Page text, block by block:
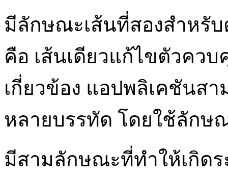
มีลักษณะเส้นที่สองสำหรั
คือ เส้นเดียวแก้ไขตัวคว
เกี่ยวข้อง แอปพลิเคชันส
หลายบรรทัด โดยใช้ลักษ
มีสามลักษณะที่ทำให้เกิด